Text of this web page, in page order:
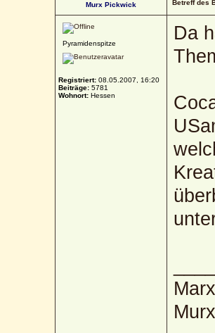
Murx Pickwick Betreff des
Pyramidenspitze
Registriert: 08.05.2007, 16:20
Beiträge: 5781
Wohnort: Hessen
Da